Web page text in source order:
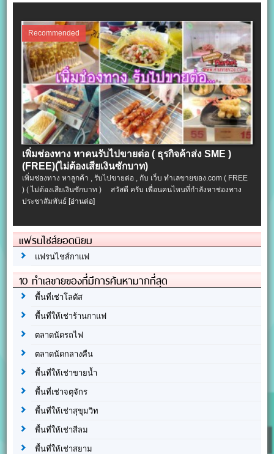
Recommended
เพิ่มช่องทาง หาคนรับไปขายต่อ ( ธุรกิจค้าส่ง SME )
(FREE)(ไม่ต้องเสียเงินซักบาท)
เพิ่มช่องทาง หาลูกค้า , รับไปขายต่อ , กับ เว็บ ทำเลขายของ.com ( FREE
) ( ไม่ต้องเสียเงินซักบาท ) สวัสดี ครับ เพื่อนคนไหนที่กำลังหาช่องทาง
ประชาสัมพันธ์[อ่านต่อ]
แฟรนไชส์ยอดนิยม
แฟรนไชส์กาแฟ
10 ทำเลขายของที่มีการค้นหามากที่สุด
พื้นที่เช่าโลตัส
พื้นที่ให้เช่าร้านกาแฟ
ตลาดนัดรถไฟ
ตลาดนัดกลางคืน
พื้นที่ให้เช่าขายน้ำ
พื้นที่เช่าจตุจักร
พื้นที่ให้เช่าสุขุมวิท
พื้นที่ให้เช่าสีลม
พื้นที่ให้เช่าสยาม